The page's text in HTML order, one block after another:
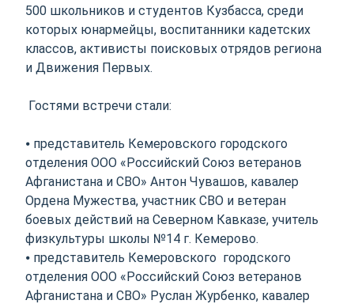
500 школьников и студентов Кузбасса, среди
которых юнармейцы, воспитанники кадетских
классов, активисты поисковых отрядов региона
и Движения Первых.
Гостями встречи стали:
⦁ представитель Кемеровского городского
отделения ООО «Российский Союз ветеранов
Афганистана и СВО» Антон Чувашов, кавалер
Ордена Мужества, участник СВО и ветеран
боевых действий на Северном Кавказе, учитель
физкультуры школы №14 г. Кемерово.
⦁ представитель Кемеровского городского
отделения ООО «Российский Союз ветеранов
Афганистана и СВО» Руслан Журбенко, кавалер